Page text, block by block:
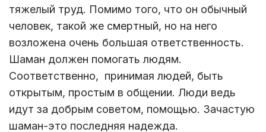
тяжелый труд. Помимо того, что он обычный
человек, такой же смертный, но на него
возложена очень большая ответственность.
Шаман должен помогать людям.
Соответственно, принимая людей, быть
открытым, простым в общении. Люди ведь
идут за добрым советом, помощью. Зачастую
шаман-это последняя надежда.